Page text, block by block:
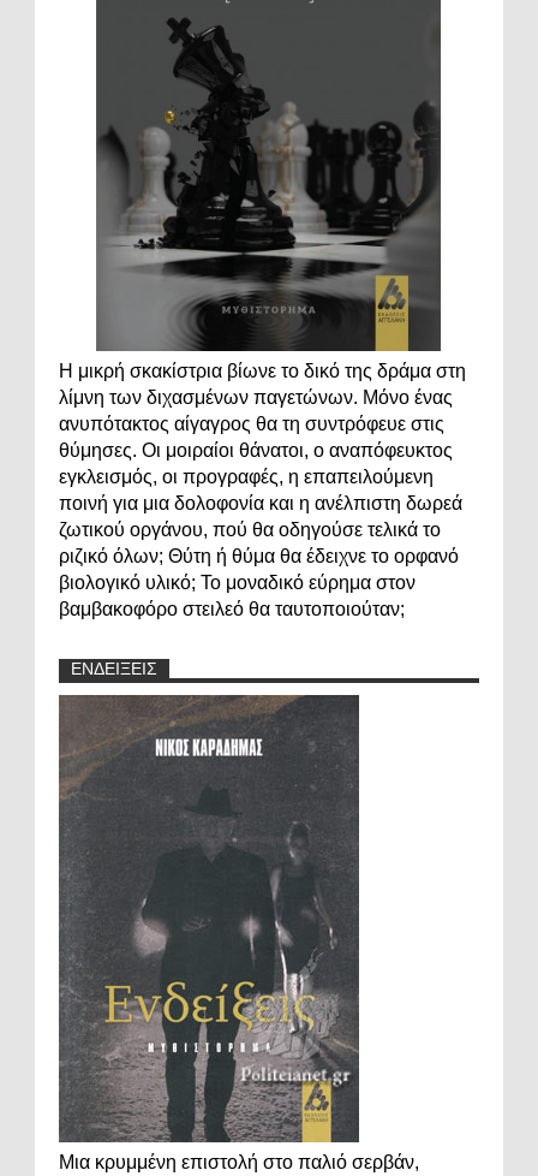
Η μικρή σκακίστρια βίωνε το δικό της δράμα στη
λίμνη των διχασμένων παγετώνων. Μόνο ένας
ανυπότακτος αίγαγρος θα τη συντρόφευε στις
θύμησες. Οι μοιραίοι θάνατοι, ο αναπόφευκτος
εγκλεισμός, οι προγραφές, η επαπειλούμενη
ποινή για μια δολοφονία και η ανέλπιστη δωρεά
ζωτικού οργάνου, πού θα οδηγούσε τελικά το
ριζικό όλων; Θύτη ή θύμα θα έδειχνε το ορφανό
βιολογικό υλικό; Το μοναδικό εύρημα στον
βαμβακοφόρο στειλεό θα ταυτοποιούταν;
ΕΝΔΕΙΞΕΙΣ
Μια κρυμμένη επιστολή στο παλιό σερβάν,